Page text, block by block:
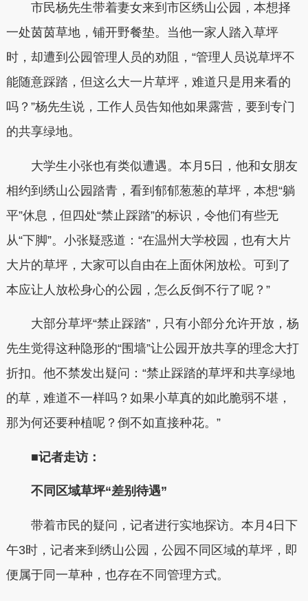
市民杨先生带着妻女来到市区绣山公园，本想择
一处茵茵草地，铺开野餐垫。当他一家人踏入草坪
时，却遭到公园管理人员的劝阻，“管理人员说草坪不
能随意踩踏，但这么大一片草坪，难道只是用来看的
吗？”杨先生说，工作人员告知他如果露营，要到专门
的共享绿地。
大学生小张也有类似遭遇。本月5日，他和女朋友
相约到绣山公园踏青，看到郁郁葱葱的草坪，本想“躺
平”休息，但四处“禁止踩踏”的标识，令他们有些无
从“下脚”。小张疑惑道：“在温州大学校园，也有大片
大片的草坪，大家可以自由在上面休闲放松。可到了
本应让人放松身心的公园，怎么反倒不行了呢？”
大部分草坪“禁止踩踏”，只有小部分允许开放，杨
先生觉得这种隐形的“围墙”让公园开放共享的理念大打
折扣。他不禁发出疑问：“禁止踩踏的草坪和共享绿地
的草，难道不一样吗？如果小草真的如此脆弱不堪，
那为何还要种植呢？倒不如直接种花。”
■记者走访：
不同区域草坪“差别待遇”
带着市民的疑问，记者进行实地探访。本月4日下
午3时，记者来到绣山公园，公园不同区域的草坪，即
便属于同一草种，也存在不同管理方式。